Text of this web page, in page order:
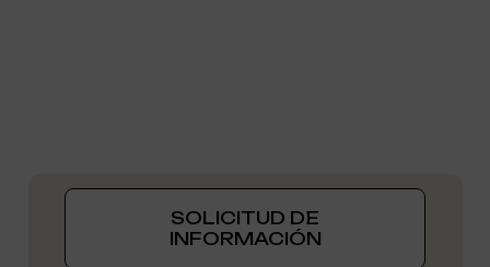
SOLICITUD DE
INFORMACIÓN